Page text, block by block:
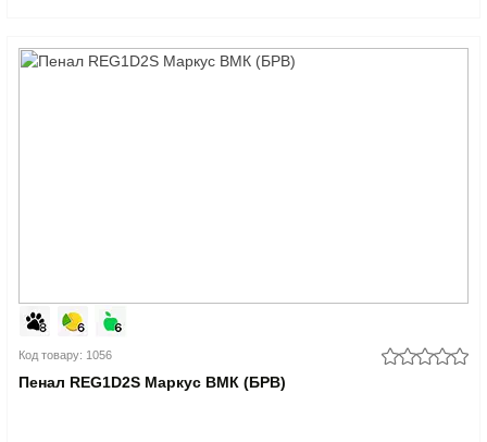
Код товару: 1056
Пенал REG1D2S Маркус ВМК (БРВ)